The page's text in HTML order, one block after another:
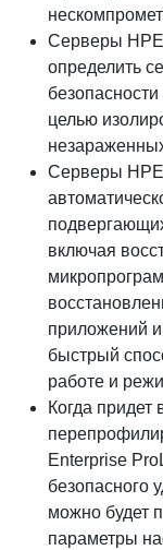
Серверы
определить
безопасности
целью
Серверы
включая
приложений
быстрый
работе и
Когда придет
Enterprise
безопасного
можно будет
параметры